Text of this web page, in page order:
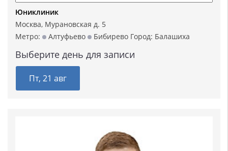
Юниклиник
Москва, Мурановская д. 5
Метро:
Алтуфьево Бибирево Город: Балашиха
Выберите день для записи
Пт, 21 авг